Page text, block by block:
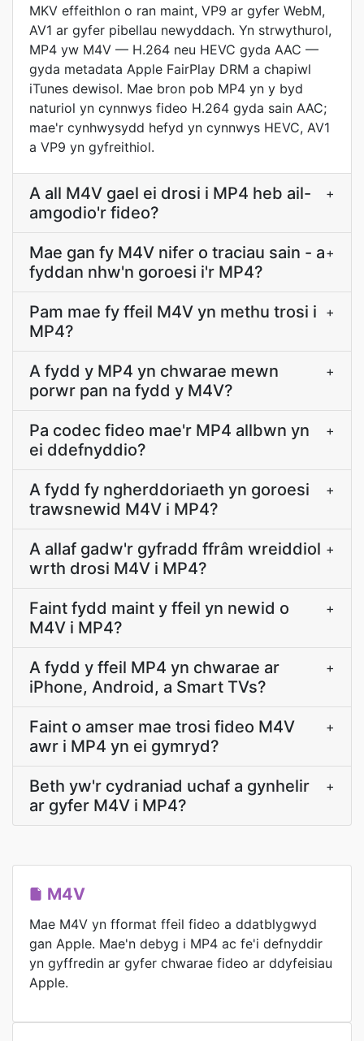
MKV effeithlon o ran maint, VP9 ar gyfer WebM,
AV1 ar gyfer pibellau newyddach. Yn strwythurol,
MP4 yw M4V — H.264 neu HEVC gyda AAC —
gyda metadata Apple FairPlay DRM a chapiwl
iTunes dewisol. Mae bron pob MP4 yn y byd
naturiol yn cynnwys fideo H.264 gyda sain AAC;
mae'r cynhwysydd hefyd yn cynnwys HEVC, AV1
a VP9 yn gyfreithiol.
A all M4V gael ei drosi i MP4 heb ail-
amgodio'r fideo?
+
Mae gan fy M4V nifer o traciau sain - a
fyddan nhw'n goroesi i'r MP4?
+
Pam mae fy ffeil M4V yn methu trosi i
MP4?
+
A fydd y MP4 yn chwarae mewn
porwr pan na fydd y M4V?
+
Pa codec fideo mae'r MP4 allbwn yn
ei ddefnyddio?
+
A fydd fy ngherddoriaeth yn goroesi
trawsnewid M4V i MP4?
+
A allaf gadw'r gyfradd ffrâm wreiddiol
wrth drosi M4V i MP4?
+
Faint fydd maint y ffeil yn newid o
M4V i MP4?
+
A fydd y ffeil MP4 yn chwarae ar
iPhone, Android, a Smart TVs?
+
Faint o amser mae trosi fideo M4V
awr i MP4 yn ei gymryd?
+
Beth yw'r cydraniad uchaf a gynhelir
ar gyfer M4V i MP4?
+
M4V
Mae M4V yn fformat ffeil fideo a ddatblygwyd
gan Apple. Mae'n debyg i MP4 ac fe'i defnyddir
yn gyffredin ar gyfer chwarae fideo ar ddyfeisiau
Apple.